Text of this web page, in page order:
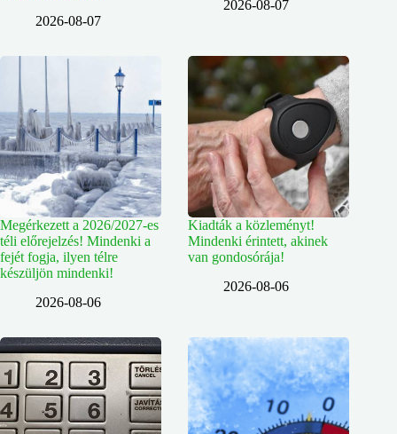
2026-08-07
2026-08-07
Megérkezett a 2026/2027-es
téli előrejelzés! Mindenki a
fejét fogja, ilyen télre
készüljön mindenki!
2026-08-06
Kiadták a közleményt!
Mindenki érintett, akinek
van gondosórája!
2026-08-06